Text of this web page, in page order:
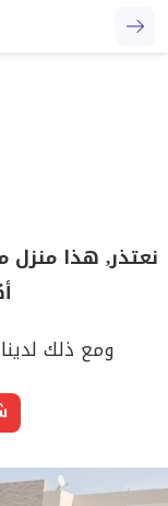
ومع ذلك